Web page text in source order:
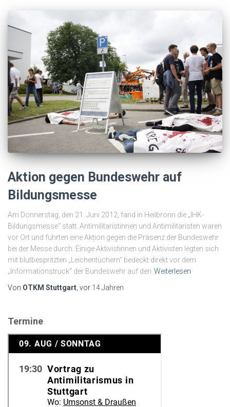
Aktion gegen Bundeswehr auf
Bildungsmesse
Am Donnerstag, den 21. Juni 2012, fand in Heilbronn die „IHK-
Bildungsmesse“ statt. Antimilitaristinnen und Antimilitaristen waren
vor Ort und führten eine Aktion gegen die Präsenz der Bundeswehr
bei der Messe durch. Einige Aktivistinnen und Aktivisten legten sich
mit blutbespritzten „Leichentüchern“ bedeckt direkt vor dem
„Informationstruck“ der Bundeswehr auf den Weiterlesen
Von OTKM Stuttgart, vor 14 Jahren
Termine